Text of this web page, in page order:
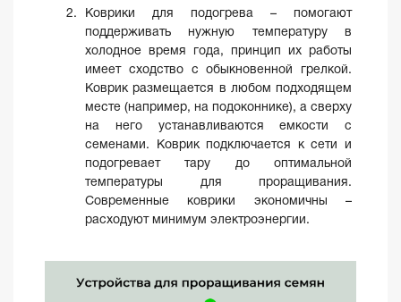
Коврики для подогрева – помогают
поддерживать нужную температуру в
холодное время года, принцип их работы
имеет сходство с обыкновенной грелкой.
Коврик размещается в любом подходящем
месте (например, на подоконнике), а сверху
на него устанавливаются емкости с
семенами. Коврик подключается к сети и
подогревает тару до оптимальной
температуры для проращивания.
Современные коврики экономичны –
расходуют минимум электроэнергии.